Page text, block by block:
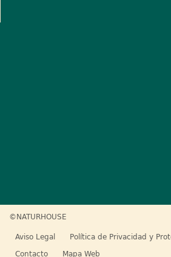
©NATURHOUSE
Aviso Legal
Política de Privacidad y
Contacto
Mapa Web